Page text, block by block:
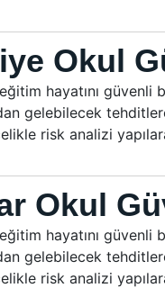
Okul
eğitim hayatını
gelebilecek
risk analizi
Okul
eğitim hayatını
gelebilecek
risk analizi